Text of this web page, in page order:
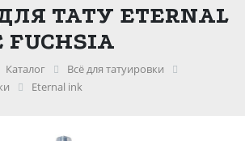
ТАТУ ETERNAL
FUCHSIA
Каталог
Всё для татуировки
Eternal ink